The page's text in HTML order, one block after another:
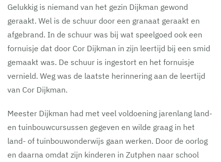
Gelukkig is niemand van het gezin Dijkman gewond
geraakt. Wel is de schuur door een granaat geraakt en
afgebrand. In de schuur was bij wat speelgoed ook een
fornuisje dat door Cor Dijkman in zijn leertijd bij een smid
gemaakt was. De schuur is ingestort en het fornuisje
vernield. Weg was de laatste herinnering aan de leertijd
van Cor Dijkman.
Meester Dijkman had met veel voldoening jarenlang land-
en tuinbouwcursussen gegeven en wilde graag in het
land- of tuinbouwonderwijs gaan werken. Door de oorlog
en daarna omdat zijn kinderen in Zutphen naar school